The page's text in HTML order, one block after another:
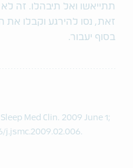
תתייאשו ואל תיבהלו. זה
זאת, נסו להירגע וקבלו את
בסוף יעבור.
Med Clin. 2009 June 1;
j.jsmc.2009.02.006.